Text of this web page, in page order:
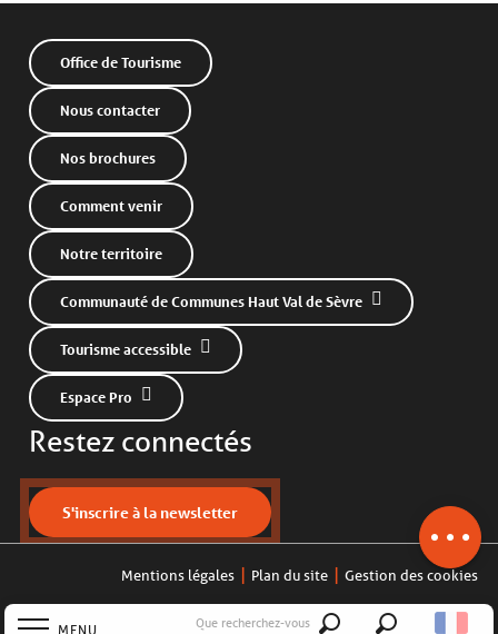
MENU Que recherchez-vous
email
Office de Tourisme
Nous contacter
Nos brochures
Comment venir
Notre territoire
Communauté de Communes Haut Val de Sèvre
Tourisme accessible
Espace Pro
Restez connectés
S'inscrire à la newsletter
Mentions légales Plan du site Gestion des cookies